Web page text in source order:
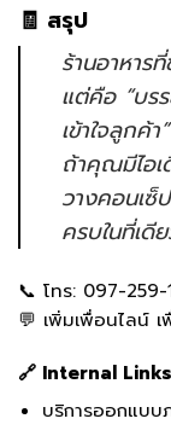
🧾 สรุป
ร้านอาหาร
แต่คือ “บร
เข้าใจลูกค้
ถ้าคุณมีไอเ
วางคอนเ
ครบในที่เดี
📞 โทร: 097-259-
💬 เพิ่มเพื่อนไลน์
🔗 Internal Links
บริการออกแบบ